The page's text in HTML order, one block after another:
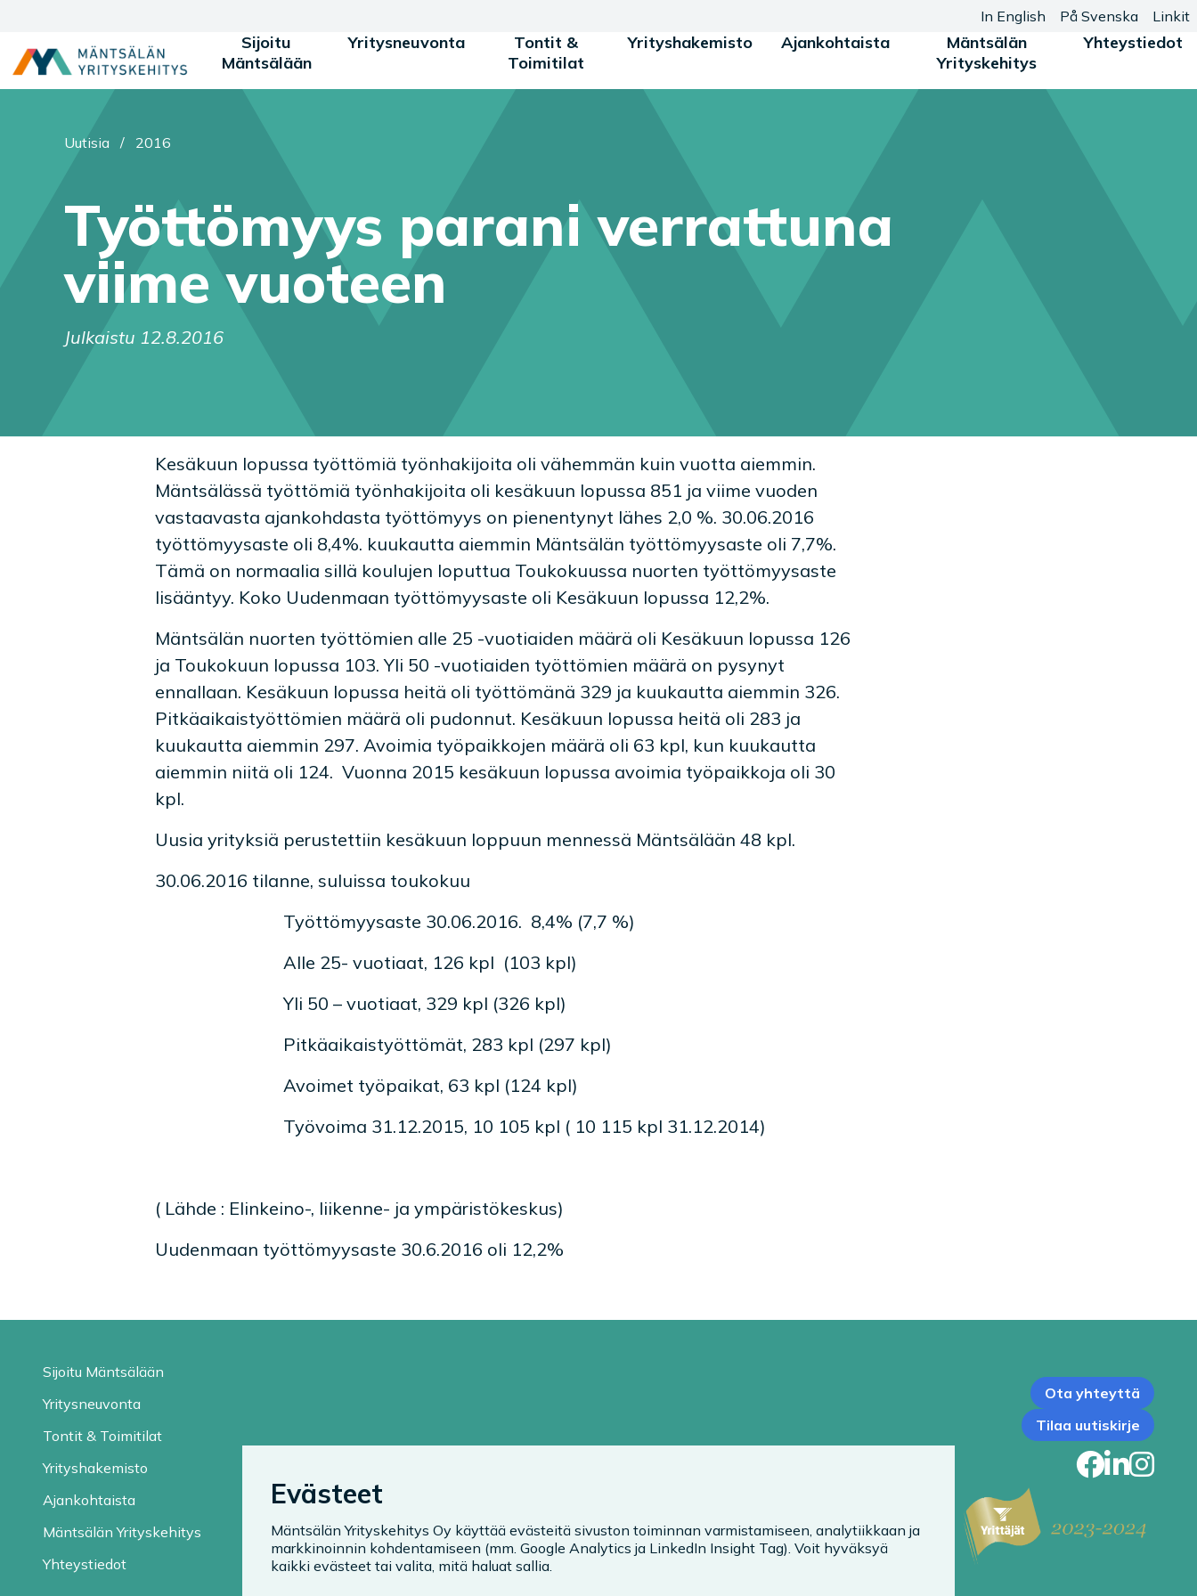
Sijoitu
Mäntsälään
Yritysneuvonta
Tontit &
Toimitilat
Yrityshakemisto Ajankohtaista
Mäntsälän
Yrityskehitys
Yhteystiedot
In English På Svenska Linkit
Olet tässä:
Uutisia / 2016
Työttömyys parani verrattuna
viime vuoteen
Julkaistu 12.8.2016
Kesäkuun lopussa työttömiä työnhakijoita oli vähemmän kuin vuotta aiemmin.
Mäntsälässä työttömiä työnhakijoita oli kesäkuun lopussa 851 ja viime vuoden
vastaavasta ajankohdasta työttömyys on pienentynyt lähes 2,0 %. 30.06.2016
työttömyysaste oli 8,4%. kuukautta aiemmin Mäntsälän työttömyysaste oli 7,7%.
Tämä on normaalia sillä koulujen loputtua Toukokuussa nuorten työttömyysaste
lisääntyy. Koko Uudenmaan työttömyysaste oli Kesäkuun lopussa 12,2%.
Mäntsälän nuorten työttömien alle 25 -vuotiaiden määrä oli Kesäkuun lopussa 126
ja Toukokuun lopussa 103. Yli 50 -vuotiaiden työttömien määrä on pysynyt
ennallaan. Kesäkuun lopussa heitä oli työttömänä 329 ja kuukautta aiemmin 326.
Pitkäaikaistyöttömien määrä oli pudonnut. Kesäkuun lopussa heitä oli 283 ja
kuukautta aiemmin 297. Avoimia työpaikkojen määrä oli 63 kpl, kun kuukautta
aiemmin niitä oli 124. Vuonna 2015 kesäkuun lopussa avoimia työpaikkoja oli 30
kpl.
Uusia yrityksiä perustettiin kesäkuun loppuun mennessä Mäntsälään 48 kpl.
30.06.2016 tilanne, suluissa toukokuu
Työttömyysaste 30.06.2016. 8,4% (7,7 %)
Alle 25- vuotiaat, 126 kpl (103 kpl)
Yli 50 – vuotiaat, 329 kpl (326 kpl)
Pitkäaikaistyöttömät, 283 kpl (297 kpl)
Avoimet työpaikat, 63 kpl (124 kpl)
Työvoima 31.12.2015, 10 105 kpl ( 10 115 kpl 31.12.2014)
( Lähde : Elinkeino-, liikenne- ja ympäristökeskus)
Uudenmaan työttömyysaste 30.6.2016 oli 12,2%
Sijoitu Mäntsälään
Yritysneuvonta
Tontit & Toimitilat
Yrityshakemisto
Ajankohtaista
Mäntsälän Yrityskehitys
Yhteystiedot
Ota yhteyttä
Tilaa uutiskirje
Evästeet
Mäntsälän Yrityskehitys Oy käyttää evästeitä sivuston toiminnan varmistamiseen, analytiikkaan ja
markkinoinnin kohdentamiseen (mm. Google Analytics ja LinkedIn Insight Tag). Voit hyväksyä
kaikki evästeet tai valita, mitä haluat sallia.